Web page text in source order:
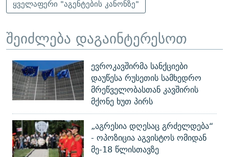
ყველაფერი "აგენტების კანონზე"
შეიძლება დაგაინტერესოთ
ევროკავშირმა სანქციები
დაუწესა რუსეთის სამხედრო
მრეწველობასთან კავშირის
მქონე ხუთ პირს
„აგრესია დღესაც გრძელდება“
- ოპოზიცია აგვისტოს ომიდან
მე-18 წლისთავზე